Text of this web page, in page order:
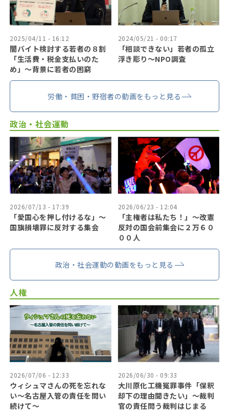
2025/04/11 - 16:12
闇バイト検討する若者の８割
「生活費・税金支払いのた
め」〜背景に若者の困窮
2024/05/21 - 00:17
「相談できない」若者の孤立
浮き彫り〜NPO調査
労働・貧困・野宿者の動画をもっと見る
政治・社会運動
2026/07/13 - 17:39
「愛国心を押し付けるな」〜
国旗損壊罪に反対する集会
2026/06/23 - 12:04
「主権者は私たち！」〜改憲
反対の国会前集会に２万６０
００人
政治・社会運動の動画をもっと見る
人権
2026/07/06 - 12:33
ウィシュマさんの死を忘れな
い〜名古屋入管の責任を問い
続けて〜
2026/06/30 - 09:33
大川原化工機冤罪事件「保釈
却下の理由聞きたい」〜裁判
官の責任問う裁判はじまる